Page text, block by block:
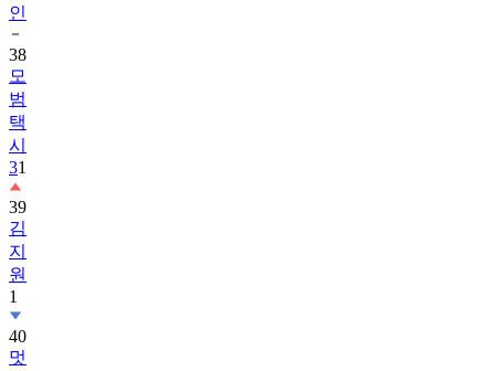
인
38
모
범
택
시
31
39
김
지
원
1
40
멋